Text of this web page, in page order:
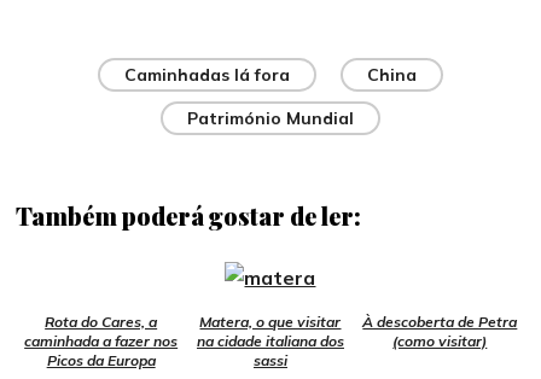
Caminhadas lá fora
China
Património Mundial
Também poderá gostar de ler:
Rota do Cares, a
caminhada a fazer nos
Picos da Europa
Matera, o que visitar
na cidade italiana dos
sassi
À descoberta de Petra
(como visitar)